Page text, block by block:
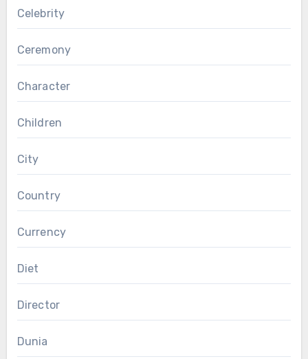
Celebrity
Ceremony
Character
Children
City
Country
Currency
Diet
Director
Dunia